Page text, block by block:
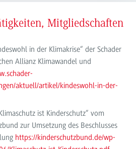
Mitgliedschaften
in der Klimakrise“ der Schader
Allianz Klimawandel und
aktuell/artikel/kindeswohl-in-der-
ist Kinderschutz“ vom
zur Umsetzung des Beschlusses
https://kinderschutzbund.de/wp-